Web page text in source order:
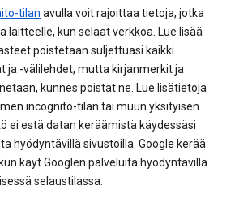
tilan avulla voit rajoittaa tietoja, jotka
laitteelle, kun selaat verkkoa. Lue lisää
poistetaan suljettuasi kaikki
ja -välilehdet, mutta kirjanmerkit ja
kunnes poistat ne. Lue lisätietoja
incognito-tilan tai muun yksityisen
ei estä datan keräämistä käydessäsi
hyödyntävillä sivustoilla. Google kerää
käyt Googlen palveluita hyödyntävillä
selaustilassa.